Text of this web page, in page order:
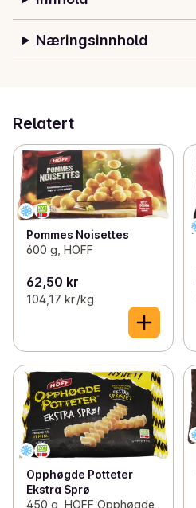
Næringsinnhold
Relatert
Pommes Noisettes
600 g, HOFF
62,50 kr
104,17 kr /kg
Opphøgde Potteter
Ekstra Sprø
450 g, HOFF Opphøgde